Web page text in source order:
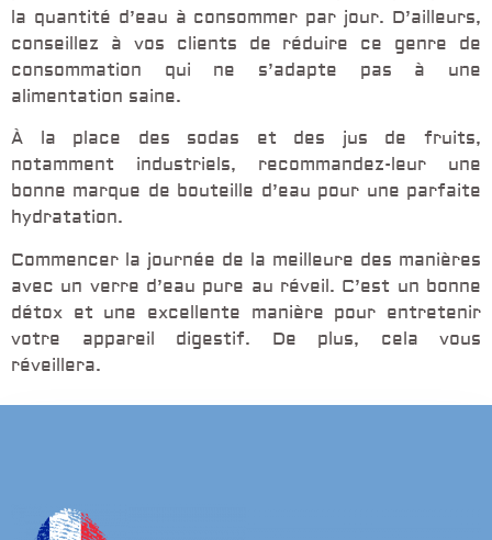
la quantité d’eau à consommer par jour. D’ailleurs,
conseillez à vos clients de réduire ce genre de
consommation qui ne s’adapte pas à une
alimentation saine.
À la place des sodas et des jus de fruits,
notamment industriels, recommandez-leur une
bonne marque de bouteille d’eau pour une parfaite
hydratation.
Commencer la journée de la meilleure des manières
avec un verre d’eau pure au réveil. C’est un bonne
détox et une excellente manière pour entretenir
votre appareil digestif. De plus, cela vous
réveillera.